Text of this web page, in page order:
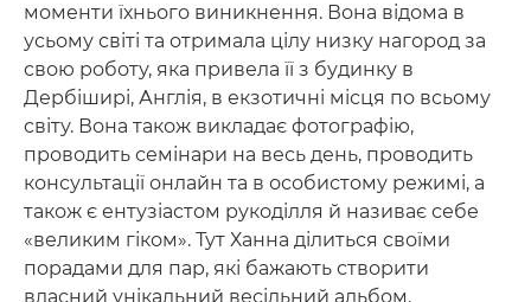
моменти їхнього виникнення. Вона відома в
усьому світі та отримала цілу низку нагород за
свою роботу, яка привела її з будинку в
Дербіширі, Англія, в екзотичні місця по всьому
світу. Вона також викладає фотографію,
проводить семінари на весь день, проводить
консультації онлайн та в особистому режимі, а
також є ентузіастом рукоділля й називає себе
«великим гіком». Тут Ханна ділиться своїми
порадами для пар, які бажають створити
власний унікальний весільний альбом.